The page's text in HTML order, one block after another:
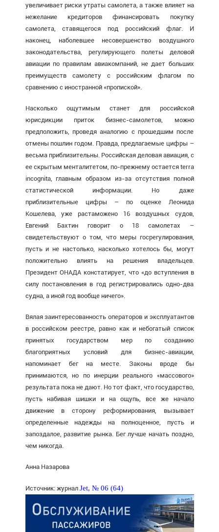
увеличивает риски утраты самолета, а также влияет на
нежелание кредиторов финансировать покупку
самолета, ставящегося под российский флаг. И
наконец, наболевшее несовершенство воздушного
законодательства, регулирующего полеты деловой
авиации по правилам авиакомпаний, не дает больших
преимуществ самолету с российским флагом по
сравнению с иностранной «пропиской».
Насколько ощутимым станет для российской
юрисдикции приток бизнес-самолетов, можно
предположить, проведя аналогию с прошедшим после
отмены пошлин годом. Правда, предлагаемые цифры –
весьма приблизительны. Российская деловая авиация, с
ее скрытым менталитетом, по-прежнему остается terra
incognita, главным образом из-за отсутствия полной
статистической информации. Но даже
приблизительные цифры – по оценке Леонида
Кошелева, уже растаможено 16 воздушных судов,
Евгений Бахтин говорит о 18 самолетах –
свидетельствуют о том, что меры госрегулирования,
пусть и не настолько, насколько хотелось бы, могут
положительно влиять на решения владельцев.
Президент ОНАДА констатирует, что «до вступления в
силу постановления в год регистрировались одно-два
судна, а иной год вообще ничего».
Вялая заинтересованность операторов и эксплуатантов
в российском реестре, равно как и небогатый список
принятых государством мер по созданию
благоприятных условий для бизнес-авиации,
напоминает бег на месте. Законы вроде бы
принимаются, но по инерции реального «массового»
результата пока не дают. Но тот факт, что государство,
пусть набивая шишки и на ощупь, все же начало
движение в сторону реформирования, вызывает
определенные надежды на полноценное, пусть и
запоздалое, развитие рынка. Бег лучше начать поздно,
чем никогда.
Анна Назарова
Источник: журнал Jet, № 06 (64)